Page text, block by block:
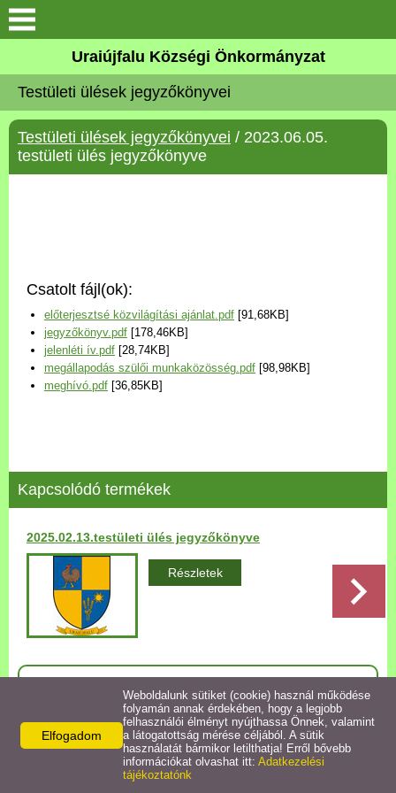
Köszöntő
Elérhetőségek
Uraiújfalu
Választási információk
Versenyképes Járások
Program
Hírek
Önkormányzati konyha
Egyéb intézmények
Egyéb szolgáltatások
Egészségügyi ellátás
Uraiújfalu Sportegyesület
Uraiújfalu Községi Önkormányzat
Testületi ülések jegyzőkönyvei
Testületi ülések jegyzőkönyvei / 2023.06.05.
testületi ülés jegyzőkönyve
Csatolt fájl(ok):
előterjesztsé közvilágítási ajánlat.pdf [91,68KB]
jegyzőkönyv.pdf [178,46KB]
jelenléti ív.pdf [28,74KB]
megállapodás szülői munkaközösség.pdf [98,98KB]
meghívó.pdf [36,85KB]
Kapcsolódó termékek
2025.02.13.testületi ülés jegyzőkönyve
Részletek
Elfogadom
Weboldalunk sütiket (cookie) használ működése
folyamán annak érdekében, hogy a legjobb
felhasználói élményt nyújthassa Önnek, valamint
a látogatottság mérése céljából. A sütik
használatát bármikor letilthatja! Erről bővebb
információkat olvashat itt: Adatkezelési
tájékoztatónk